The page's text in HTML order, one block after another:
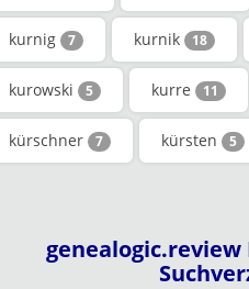
kurnig 7 kurnik 18
kurowski 5 kurre 11
kürschner 7 kürsten 5
genealogic.review